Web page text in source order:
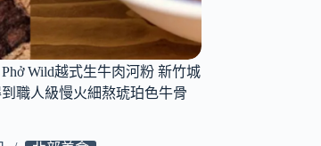
Wild越式生牛肉河粉 新竹城
職人級慢火細熬琥珀色牛骨